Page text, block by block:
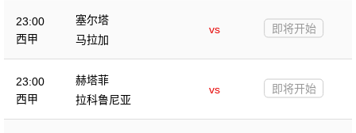
23:00
西甲
塞尔塔
vs
马拉加
即将开始
23:00
西甲
赫塔菲
vs
拉科鲁尼亚
即将开始